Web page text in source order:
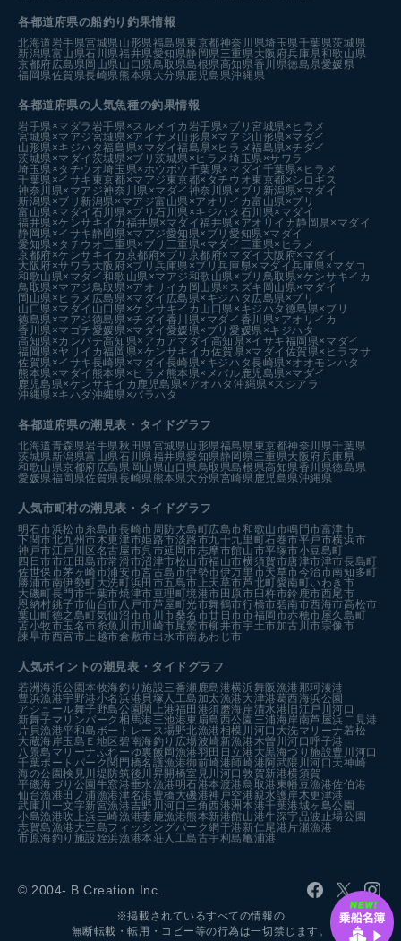
各都道府県の船釣り釣果情報
北海道岩手県宮城県山形県福島県東京都神奈川県埼玉県千葉県茨城県
新潟県富山県石川県福井県愛知県静岡県三重県大阪府兵庫県和歌山県
京都府広島県岡山県山口県鳥取県島根県高知県香川県徳島県愛媛県
福岡県佐賀県長崎県熊本県大分県鹿児島県沖縄県
各都道府県の人気魚種の釣果情報
岩手県×マダラ 岩手県×スルメイカ 岩手県×ブリ宮城県×ヒラメ
宮城県×マアジ宮城県×アイナメ 山形県×マアジ山形県×マダイ
山形県×キジハタ福島県×マダイ福島県×ヒラメ福島県×チダイ
茨城県×マダイ 茨城県×ブリ茨城県×ヒラメ埼玉県×サワラ
埼玉県×タチウオ埼玉県×ホウボウ 千葉県×マダイ 千葉県×ヒラメ
千葉県×イサキ 東京都×マアジ 東京都×タチウオ東京都×シロギス
神奈川県×マアジ神奈川県×マダイ 神奈川県×ブリ 新潟県×マダイ
新潟県×ブリ 新潟県×マアジ富山県×アオリイカ富山県×ブリ
富山県×マダイ 石川県×ブリ石川県×キジハタ 石川県×マダイ
福井県×ケンサキイカ 福井県×マダイ福井県×アオリイカ 静岡県×マダイ
静岡県×イサキ 静岡県×マアジ愛知県×ブリ愛知県×マダイ
愛知県×タチウオ三重県×ブリ 三重県×マダイ 三重県×ヒラメ
京都府×ケンサキイカ 京都府×ブリ 京都府×マダイ 大阪府×マダイ
大阪府×サワラ 大阪府×ブリ兵庫県×ブリ兵庫県×マダイ兵庫県×マダコ
和歌山県×マダイ和歌山県×マアジ和歌山県×ブリ 鳥取県×ケンサキイカ
鳥取県×マアジ鳥取県×アオリイカ 岡山県×スズキ 岡山県×マダイ
岡山県×ヒラメ 広島県×マダイ 広島県×キジハタ 広島県×ブリ
山口県×マダイ 山口県×ケンサキイカ 山口県×キジハタ 徳島県×ブリ
徳島県×マアジ徳島県×チダイ 香川県×マダイ 香川県×アオリイカ
香川県×マゴチ愛媛県×マダイ 愛媛県×ブリ愛媛県×キジハタ
高知県×カンパチ高知県×アカアマダイ 高知県×イサキ福岡県×マダイ
福岡県×ヤリイカ福岡県×ケンサキイカ 佐賀県×マダイ 佐賀県×ヒラマサ
佐賀県×イサキ長崎県×マダイ 長崎県×キジハタ長崎県×オオモンハタ
熊本県×マダイ 熊本県×ヒラメ 熊本県×メバル鹿児島県×マダイ
鹿児島県×ケンサキイカ 鹿児島県×アオハタ沖縄県×スジアラ
沖縄県×キハダ沖縄県×バラハタ
各都道府県の潮見表 ・タイドグラフ
北海道青森県岩手県秋田県宮城県山形県福島県東京都神奈川県千葉県
茨城県新潟県富山県石川県福井県愛知県静岡県三重県大阪府兵庫県
和歌山県京都府広島県 岡山県山口県鳥取県島根県高知県香川県徳島県
愛媛県福岡県佐賀県長崎県熊本県大分県宮崎県鹿児島県沖縄県
人気市町村の潮見表・タイドグラフ
明石市浜松市糸島市長崎市周防大島町広島市和歌山市鳴門市富津市
下関市北九州市木更津市姫路市淡路市九十九里町石巻市平戸市横浜市
神戸市江戸川区 名古屋市呉市延岡市志摩市館山市平塚市小豆島町
四日市市江田島市常滑市沼津市松山市福山市横須賀市唐津市津市長島町
佐世保市茅ヶ崎市浦安市宮古島市伊勢市伊万里市天草市今治市南知多町
勝浦市南伊勢町大洗町浜田市五島市 上天草市芦北町愛南町いわき市
大磯町長門市千葉市焼津市亘理町境港市 田原市 臼杵市鈴鹿市西尾市
恩納村銚子市仙台市八戸市芦屋町光市舞鶴市行橋市碧南市西海市高松市
葉山町徳之島町気仙沼市市川市桑名市廿日市市福岡市赤穂市屋久島町
苫小牧市玉名市糸魚川市川崎市尾鷲市柳井市宇土市加古川市宗像市
諫早市西宮市 上越市倉敷市出水市南あわじ市
人気ポイントの潮見表・タイドグラフ
若洲海浜公園本牧海釣り施設三番瀬 鹿島港横浜舞阪漁港 那珂湊港
豊浜漁港宇野港小名浜港 貝塚人工島 加太漁港 大津港葛西海浜公園
アジュール舞子野島公園 閖上港福田港須磨海岸清水港 旧江戸川河口
新舞子マリンパーク 相馬港 三池港東扇島西公園 三浦海岸南芦屋浜二見港
片貝漁港平和島ボートレース場野北漁港相模川河口 大洗マリーナ若松
大蔵海岸玉島Ｅ地区 碧南海釣り広場波崎新漁港木曽川河口 呼子港
八景島マリーナふれーゆ裏飯岡漁港羽田 日立港 大黒海づり施設豊川河口
千葉ポートパーク 関門橋名護漁港御前崎港師崎港 阿武隈川河口 天神崎
海の公園検見川堤防筑後川昇開橋室見川河口敦賀新港横須賀
平磯海づり公園 牛窓港垂水漁港 明石港本渡港鳥取港 東幡豆漁港佐伯港
仙台漁港 田ノ浦漁港津名港 豊橋 大磯港神戸空港親水護岸木更津港
武庫川一文字新宮漁港吉野川河口 三角西港洲本港千葉港城ヶ島公園
小島漁港吹上浜三崎漁港妻鹿漁港熊本新港館山港牛深宇品波止場公園
志賀島漁港 大三島フィッシングパーク網干港 新仁尾港 片瀬漁港
市原海釣り施設姪浜漁港本荘人工島古宇利島亀浦港
© 2004- B.Creation Inc.
※掲載されているすべての情報の
無断転載・転用・コピー等の行為は一切禁じます。